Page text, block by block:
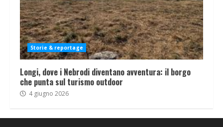
Storie & reportage
Longi, dove i Nebrodi diventano avventura: il borgo
che punta sul turismo outdoor
4 giugno 2026